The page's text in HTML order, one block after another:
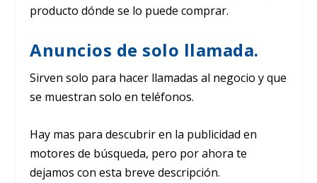
producto dónde se lo puede comprar.
Anuncios de solo llamada.
Sirven solo para hacer llamadas al negocio y que
se muestran solo en teléfonos.
Hay mas para descubrir en la publicidad en
motores de búsqueda, pero por ahora te
dejamos con esta breve descripción.